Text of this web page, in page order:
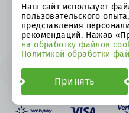
8 0162 34 06 70
ул. Я.Купалы, 104,
224032, Республика
farmacia@farmabrest.by
Обратная связь
Наш сайт использует
пользовательского
представления
рекомендаций. Нажав
на обработку файлов
Политикой обработки
Принять